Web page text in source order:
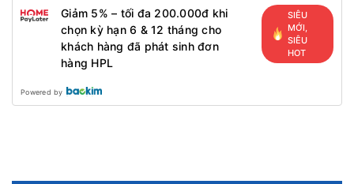
Giảm 5% – tối đa 200.000đ khi
chọn kỳ hạn 6 & 12 tháng cho
khách hàng đã phát sinh đơn
hàng HPL
SIÊU
MỚI,
SIÊU
HOT
Powered by